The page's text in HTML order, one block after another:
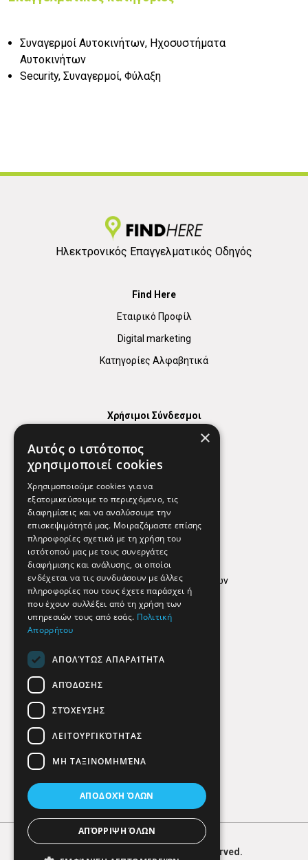
Συναγερμοί Αυτοκινήτων, Ηχοσυστήματα
Αυτοκινήτων
Security, Συναγερμοί, Φύλαξη
Ηλεκτρονικός Επαγγελματικός Οδηγός
Find Here
Εταιρικό Προφίλ
Digital marketing
Κατηγορίες Αλφαβητικά
Χρήσιμοι Σύνδεσμοι
Χρήσιμα Τηλέφωνα
Εφημερεύοντα Φαρμακεία
Απόρρητο
Όροι Χρήσης
Πολιτική προστασίας δεδομένων
Findhere
Social Media
HERE. All Rights Reserved.
×
Αυτός ο ιστότοπος
χρησιμοποιεί cookies
Χρησιμοποιούμε cookies για να
εξατομικεύσουμε το περιεχόμενο, τις
διαφημίσεις και να αναλύσουμε την
επισκεψιμότητά μας. Μοιραζόμαστε επίσης
πληροφορίες σχετικά με τη χρήση του
ιστότοπού μας με τους συνεργάτες
διαφήμισης και ανάλυσης, οι οποίοι
ενδέχεται να τις συνδυάσουν με άλλες
πληροφορίες που τους έχετε παράσχει ή
που έχουν συλλέξει από τη χρήση των
υπηρεσιών τους από εσάς. Πολιτική
Απορρήτου
ΑΠΟΛΎΤΩΣ ΑΠΑΡΑΊΤΗΤΑ
ΑΠΌΔΟΣΗΣ
ΣΤΌΧΕΥΣΗΣ
ΛΕΙΤΟΥΡΓΙΚΌΤΗΤΑΣ
ΜΗ ΤΑΞΙΝΟΜΗΜΈΝΑ
ΑΠΟΔΟΧΉ ΌΛΩΝ
ΑΠΌΡΡΙΨΗ ΌΛΩΝ